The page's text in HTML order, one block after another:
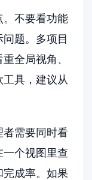
。不要看功能
题。多项目
全局视角、
具，建议从
者需要同时看
个视图里查
成率。如果